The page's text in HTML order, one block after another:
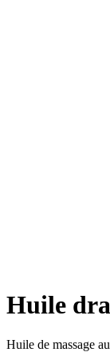
Huile
Huile de massage